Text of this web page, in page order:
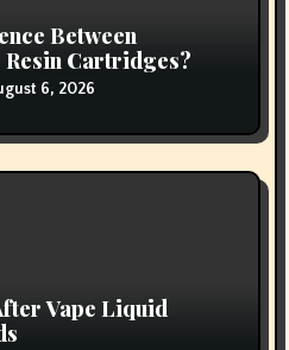
Between
Cartridges?
6, 2026
Vape Liquid